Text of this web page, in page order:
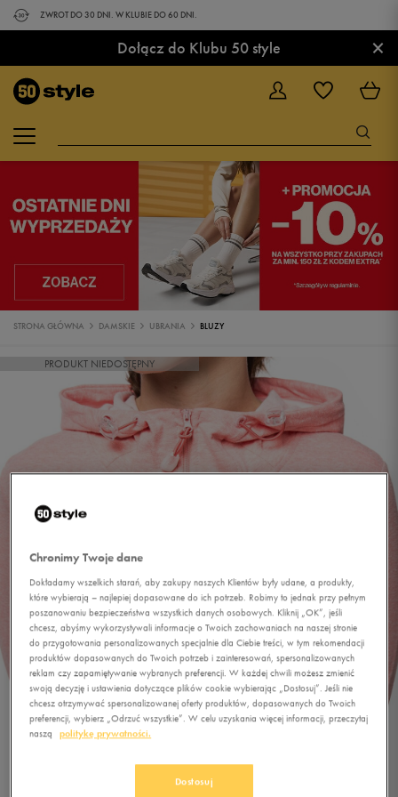
ZWROT DO 30 DNI. W KLUBIE DO 60 DNI.
Dołącz do Klubu 50 style ×
STRONA GŁÓWNA DAMSKIE UBRANIA BLUZY
PRODUKT NIEDOSTĘPNY
Chronimy Twoje dane
Dokładamy wszelkich starań, aby zakupy naszych Klientów były udane, a produkty,
które wybierają – najlepiej dopasowane do ich potrzeb. Robimy to jednak przy pełnym
poszanowaniu bezpieczeństwa wszystkich danych osobowych. Kliknij „OK”, jeśli
chcesz, abyśmy wykorzystywali informacje o Twoich zachowaniach na naszej stronie
do przygotowania personalizowanych specjalnie dla Ciebie treści, w tym rekomendacji
produktów dopasowanych do Twoich potrzeb i zainteresowań, spersonalizowanych
reklam czy zapamiętywanie wybranych preferencji. W każdej chwili możesz zmienić
swoją decyzję i ustawienia dotyczące plików cookie wybierając „Dostosuj”. Jeśli nie
chcesz otrzymywać spersonalizowanej oferty produktów, dopasowanych do Twoich
preferencji, wybierz „Odrzuć wszystkie”. W celu uzyskania więcej informacji, przeczytaj
naszą
politykę prywatności.
Dostosuj